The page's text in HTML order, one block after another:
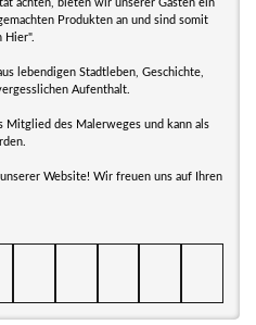
achten, bieten wir unserer Gästen ein
Produkten an und sind somit
Hier".
lebendigen Stadtleben, Geschichte,
Aufenthalt.
Mitglied des Malerweges und kann als
Website! Wir freuen uns auf Ihren